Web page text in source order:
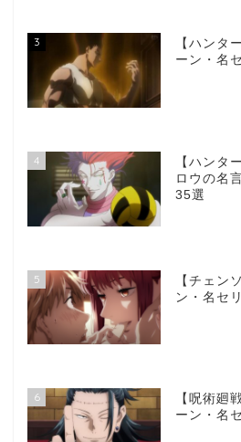
3
【ハンタ
ーン・名
4
【ハンタ
ロウの名
35選
5
【チェン
ン・名セ
6
【呪術廻
ーン・名